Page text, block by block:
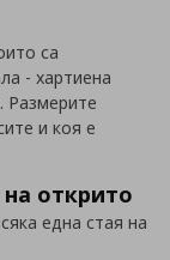
са
- хартиена
Размерите
и коя е
открито
една стая на